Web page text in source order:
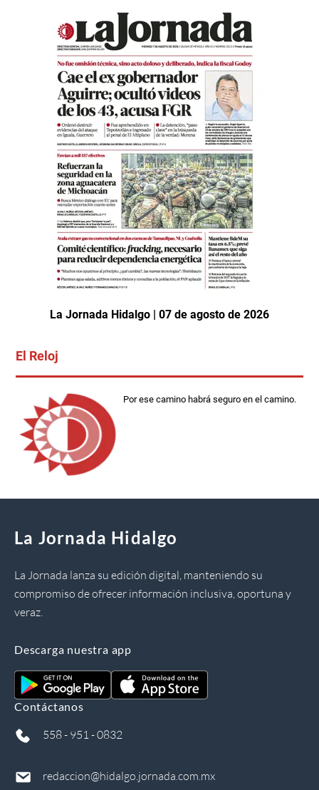
La Jornada Hidalgo | 07 de agosto de 2026
El Reloj
Por ese camino habrá seguro en el camino.
La Jornada Hidalgo
La Jornada lanza su edición digital, manteniendo su
compromiso de ofrecer información inclusiva, oportuna y
veraz.
Descarga nuestra app
Contáctanos
558 - 951 - 0832
redaccion@hidalgo.jornada.com.mx